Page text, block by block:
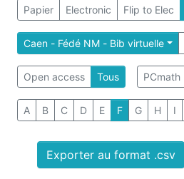
Papier Electronic Flip to Elec
Caen - Fédé NM - Bib virtuelle
Open access Tous PCmath
A B C D E F G H I
Exporter au format .csv